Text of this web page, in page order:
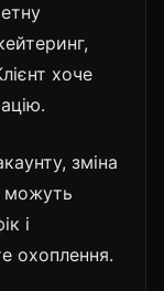
хоче
зміна
можуть
і
охоплення.